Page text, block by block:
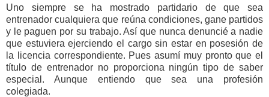
Uno siempre se ha mostrado partidario de que sea
entrenador cualquiera que reúna condiciones, gane partidos
y le paguen por su trabajo. Así que nunca denuncié a nadie
que estuviera ejerciendo el cargo sin estar en posesión de
la licencia correspondiente. Pues asumí muy pronto que el
título de entrenador no proporciona ningún tipo de saber
especial. Aunque entiendo que sea una profesión
colegiada.